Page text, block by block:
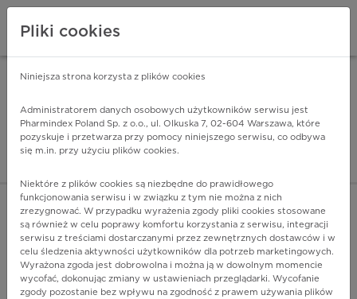
Pharmindex - lider
ZALOGUJ SIĘ
POKAŻ FILTRY
Pliki cookies
Niniejsza strona korzysta z plików cookies
Administratorem danych osobowych użytkowników serwisu jest
Pharmindex Poland Sp. z o.o., ul. Olkuska 7, 02-604 Warszawa, które
pozyskuje i przetwarza przy pomocy niniejszego serwisu, co odbywa
się m.in. przy użyciu plików cookies.
Niektóre z plików cookies są niezbędne do prawidłowego
funkcjonowania serwisu i w związku z tym nie można z nich
zrezygnować. W przypadku wyrażenia zgody pliki cookies stosowane
są również w celu poprawy komfortu korzystania z serwisu, integracji
serwisu z treściami dostarczanymi przez zewnętrznych dostawców i w
celu śledzenia aktywności użytkowników dla potrzeb marketingowych.
Wyrażona zgoda jest dobrowolna i można ją w dowolnym momencie
wycofać, dokonując zmiany w ustawieniach przeglądarki. Wycofanie
zgody pozostanie bez wpływu na zgodność z prawem używania plików
ZA DARMO - w Google Play INSTALUJ